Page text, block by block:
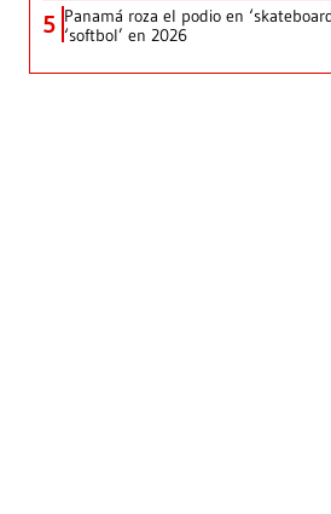
5 Panamá roza el podio en
‘softbol’ en 2026